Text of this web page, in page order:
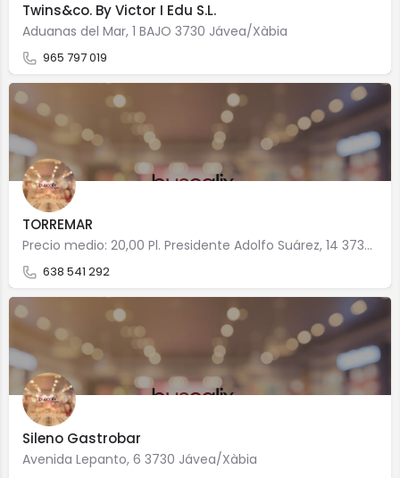
Twins&co. By Victor I Edu S.L.
Aduanas del Mar, 1 BAJO 3730 Jávea/Xàbia
965 797 019
TORREMAR
Precio medio: 20,00 Pl. Presidente Adolfo Suárez, 14 3730 Jávea/Xàbia
638 541 292
Sileno Gastrobar
Avenida Lepanto, 6 3730 Jávea/Xàbia